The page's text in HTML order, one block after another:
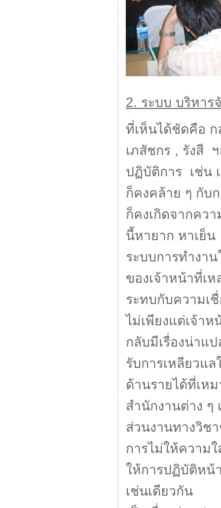
2. ระบบ บริหา
ที่เห็นได้ชัดคือ
เภสัชกร , รังสี
ปฏิบัติการ เช่น
ก็คงคล้าย ๆ กับ
ก็คงเกิดจากคว
นี้หายาก หาเย็
ระบบการทำงา
ของเจ้าหน้าที่เ
ระทบกับความเ
ไม่เพียงแต่เจ้า
กลับมีเรื่องน่าแ
รับการเหลียวแ
ด้านรายได้ที่เห
สำนักงานต่าง
ส่วนงานทางวิช
การไม่ให้ความ
ให้การปฏิบัติหน้
เช่นเดียวกัน